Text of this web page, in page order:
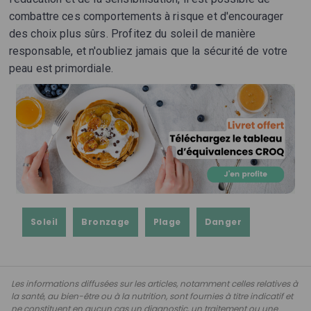
combattre ces comportements à risque et d'encourager
des choix plus sûrs. Profitez du soleil de manière
responsable, et n'oubliez jamais que la sécurité de votre
peau est primordiale.
Soleil Bronzage Plage Danger
Les informations diffusées sur les articles, notamment celles relatives à
la santé, au bien-être ou à la nutrition, sont fournies à titre indicatif et
ne constituent en aucun cas un diagnostic, un traitement ou une